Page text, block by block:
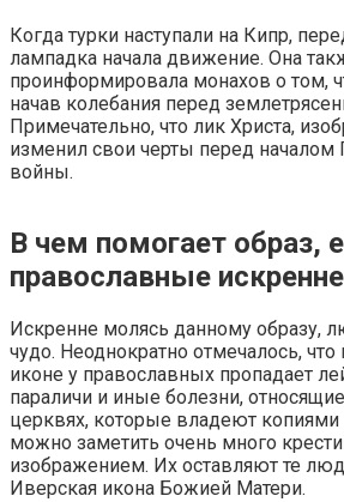
Когда турки наступали на Кипр,
лампадка начала движение. Она
проинформировала монахов о том,
начав колебания перед
Примечательно, что лик Христа,
изменил свои черты перед
войны.
В чем помогает образ,
православные
Искренне молясь данному образу,
чудо. Неоднократно отмечалось,
иконе у православных пропадает
параличи и иные болезни,
церквях, которые владеют копиями
можно заметить очень много
изображением. Их оставляют те
Иверская икона Божией Матери.